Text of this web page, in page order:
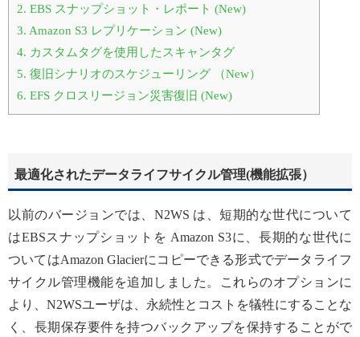
2. EBS スナップショット・レポート (New)
3. Amazon S3 レプリケーション (New)
4. カスタムタグを使用したスキャンタグ
5. 復旧シナリオのスケジューリング （New）
6. EFS クロスリージョン災害復旧 (New)
最適化されたデータライフサイクル管理(機能拡張）
以前のバージョンでは、N2WS は、短期的な世代について
はEBSスナップショットを Amazon S3に、長期的な世代に
ついてはAmazon Glacierにコピーできる形式でデータライフ
サイクル管理機能を追加しました。これらのオプションに
より、N2WSユーザは、永続性とコストを犠牲にすることな
く、長期保存要件を持つバックアップを保持することがで